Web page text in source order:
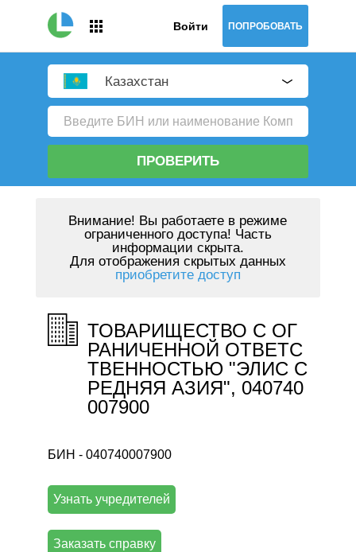
Войти ПОПРОБОВАТЬ
Казахстан
ПРОВЕРИТЬ
Внимание! Вы работаете в режиме
ограниченного доступа! Часть
информации скрыта.
Для отображения скрытых данных
приобретите доступ
ТОВАРИЩЕСТВО С ОГ
РАНИЧЕННОЙ ОТВЕТС
ТВЕННОСТЬЮ "ЭЛИС С
РЕДНЯЯ АЗИЯ", 040740
007900
БИН - 040740007900
Узнать учредителей
Заказать справку